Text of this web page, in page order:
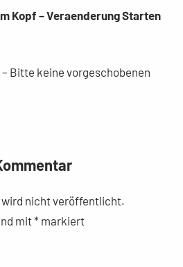
Kopf – Veraenderung Starten
Bitte keine vorgeschobenen
wird nicht veröffentlicht.
mit* markiert